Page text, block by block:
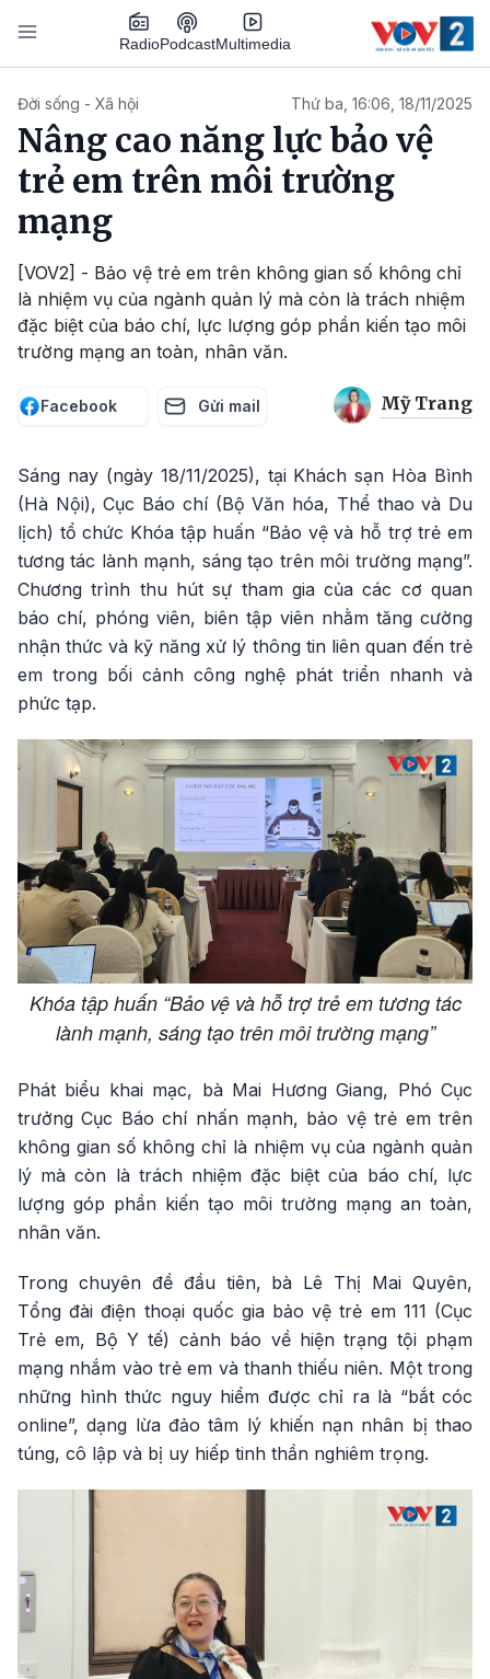
Nhảy đến nội dung
RadioPodcastMultimedia
Đời sống - Xã hội Thứ ba, 16:06, 18/11/2025
Nâng cao năng lực bảo vệ
trẻ em trên môi trường
mạng
[VOV2] - Bảo vệ trẻ em trên không gian số không chỉ
là nhiệm vụ của ngành quản lý mà còn là trách nhiệm
đặc biệt của báo chí, lực lượng góp phần kiến tạo môi
trường mạng an toàn, nhân văn.
Facebook Gửi mail Mỹ Trang
Sáng nay (ngày 18/11/2025), tại Khách sạn Hòa Bình
(Hà Nội), Cục Báo chí (Bộ Văn hóa, Thể thao và Du
lịch) tổ chức Khóa tập huấn “Bảo vệ và hỗ trợ trẻ em
tương tác lành mạnh, sáng tạo trên môi trường mạng”.
Chương trình thu hút sự tham gia của các cơ quan
báo chí, phóng viên, biên tập viên nhằm tăng cường
nhận thức và kỹ năng xử lý thông tin liên quan đến trẻ
em trong bối cảnh công nghệ phát triển nhanh và
phức tạp.
Khóa tập huấn “Bảo vệ và hỗ trợ trẻ em tương tác
lành mạnh, sáng tạo trên môi trường mạng”
Phát biểu khai mạc, bà Mai Hương Giang, Phó Cục
trưởng Cục Báo chí nhấn mạnh, bảo vệ trẻ em trên
không gian số không chỉ là nhiệm vụ của ngành quản
lý mà còn là trách nhiệm đặc biệt của báo chí, lực
lượng góp phần kiến tạo môi trường mạng an toàn,
nhân văn.
Trong chuyên đề đầu tiên, bà Lê Thị Mai Quyên,
Tổng đài điện thoại quốc gia bảo vệ trẻ em 111 (Cục
Trẻ em, Bộ Y tế) cảnh báo về hiện trạng tội phạm
mạng nhắm vào trẻ em và thanh thiếu niên. Một trong
những hình thức nguy hiểm được chỉ ra là “bắt cóc
online”, dạng lừa đảo tâm lý khiến nạn nhân bị thao
túng, cô lập và bị uy hiếp tinh thần nghiêm trọng.